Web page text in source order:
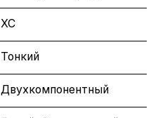
ХС
Тонкий
Двухкомпонентный